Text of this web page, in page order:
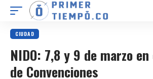
CIUDAD
NIDO: 7,8 y 9 de marzo
de Convenciones